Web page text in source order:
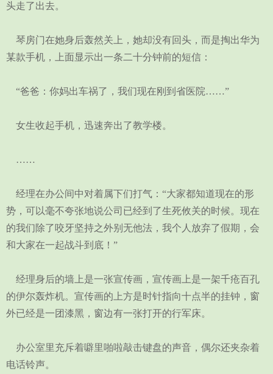
头走了出去。
琴房门在她身后轰然关上，她却没有回头，而是掏出华为
某款手机，上面显示出一条二十分钟前的短信：
“爸爸：你妈出车祸了，我们现在刚到省医院……”
女生收起手机，迅速奔出了教学楼。
……
经理在办公间中对着属下们打气：“大家都知道现在的形
势，可以毫不夸张地说公司已经到了生死攸关的时候。现在
的我们除了咬牙坚持之外别无他法，我个人放弃了假期，会
和大家在一起战斗到底！”
经理身后的墙上是一张宣传画，宣传画上是一架千疮百孔
的伊尔轰炸机。宣传画的上方是时针指向十点半的挂钟，窗
外已经是一团漆黑，窗边有一张打开的行军床。
办公室里充斥着噼里啪啦敲击键盘的声音，偶尔还夹杂着
电话铃声。